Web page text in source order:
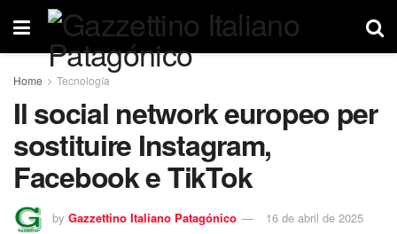
Home Tecnología
Il social network europeo per
sostituire Instagram,
Facebook e TikTok
by Gazzettino Italiano Patagónico 16 de abril de 2025